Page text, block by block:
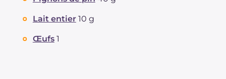
Lait entier 10 g
Œufs 1